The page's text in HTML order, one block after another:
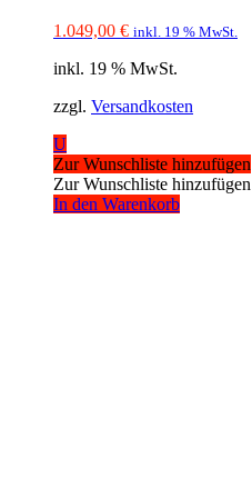
1.049,00 € inkl. 19 % MwSt.
inkl. 19 % MwSt.
zzgl. Versandkosten
U
Zur Wunschliste hinzufügen
Zur Wunschliste hinzufügen
In den Warenkorb